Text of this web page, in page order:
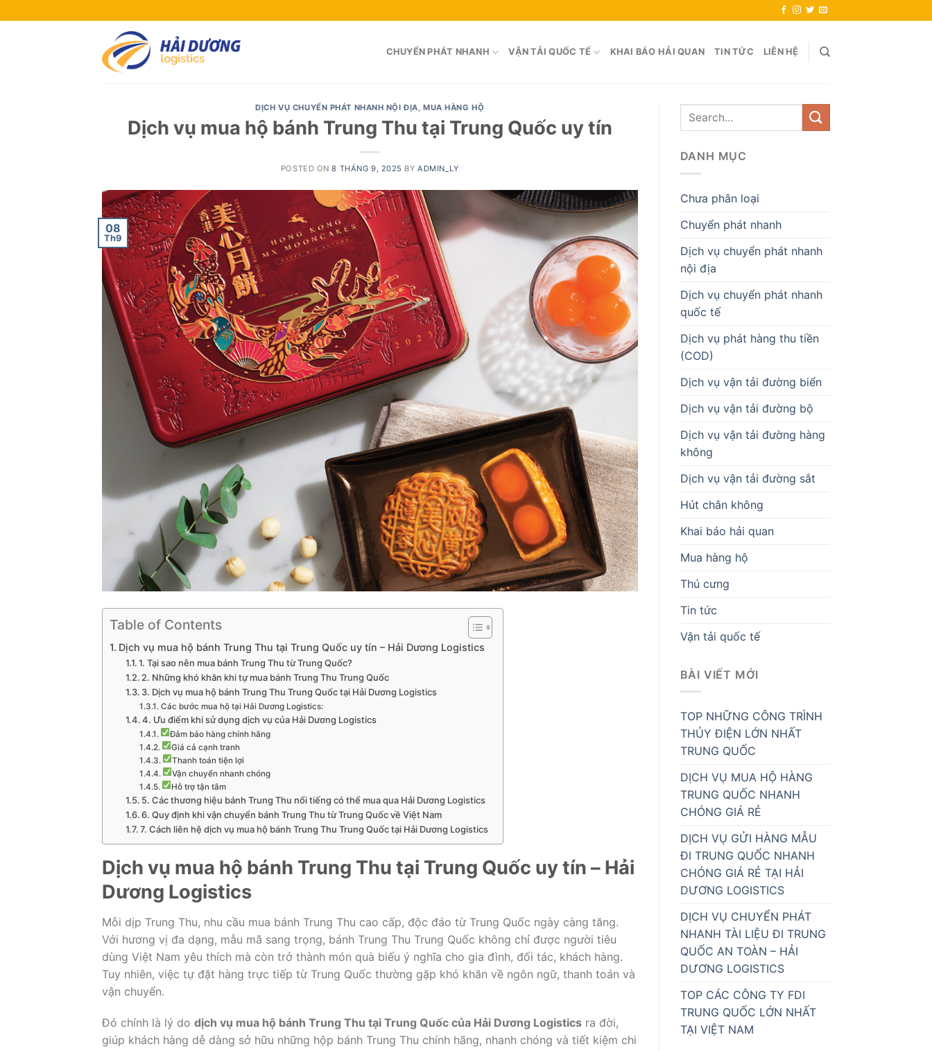
to
CHUYỂN PHÁT NHANH VẬN TẢI QUỐC TẾ KHAI BÁO HẢI QUAN TIN TỨC LIÊN HỆ
DỊCH VỤ CHUYỂN PHÁT NHANH NỘI ĐỊA, MUA HÀNG HỘ
Dịch vụ mua hộ bánh Trung Thu tại Trung Quốc uy tín
POSTED ON8 THÁNG 9, 2025 BYADMIN_LY
08
Th9
Table of Contents
Dịch vụ mua hộ bánh Trung Thu tại Trung Quốc uy tín – Hải Dương Logistics
1. Tại sao nên mua bánh Trung Thu từ Trung Quốc?
2. Những khó khăn khi tự mua bánh Trung Thu Trung Quốc
3. Dịch vụ mua hộ bánh Trung Thu Trung Quốc tại Hải Dương Logistics
Các bước mua hộ tại Hải Dương Logistics:
4. Ưu điểm khi sử dụng dịch vụ của Hải Dương Logistics
Đảm bảo hàng chính hãng
Giá cả cạnh tranh
Thanh toán tiện lợi
Vận chuyển nhanh chóng
Hỗ trợ tận tâm
5. Các thương hiệu bánh Trung Thu nổi tiếng có thể mua qua Hải Dương Logistics
6. Quy định khi vận chuyển bánh Trung Thu từ Trung Quốc về Việt Nam
7. Cách liên hệ dịch vụ mua hộ bánh Trung Thu Trung Quốc tại Hải Dương Logistics
Dịch vụ mua hộ bánh Trung Thu tại Trung Quốc uy tín – Hải
Dương Logistics
Mỗi dịp Trung Thu, nhu cầu mua bánh Trung Thu cao cấp, độc đáo từ Trung Quốc ngày càng tăng.
Với hương vị đa dạng, mẫu mã sang trọng, bánh Trung Thu Trung Quốc không chỉ được người tiêu
dùng Việt Nam yêu thích mà còn trở thành món quà biếu ý nghĩa cho gia đình, đối tác, khách hàng.
Tuy nhiên, việc tự đặt hàng trực tiếp từ Trung Quốc thường gặp khó khăn về ngôn ngữ, thanh toán và
vận chuyển.
Đó chính là lý do dịch vụ mua hộ bánh Trung Thu tại Trung Quốc của Hải Dương Logistics ra đời,
giúp khách hàng dễ dàng sở hữu những hộp bánh Trung Thu chính hãng, nhanh chóng và tiết kiệm chi
DANH MỤC
Chưa phân loại
Chuyển phát nhanh
Dịch vụ chuyển phát nhanh
nội địa
Dịch vụ chuyển phát nhanh
quốc tế
Dịch vụ phát hàng thu tiền
(COD)
Dịch vụ vận tải đường biển
Dịch vụ vận tải đường bộ
Dịch vụ vận tải đường hàng
không
Dịch vụ vận tải đường sắt
Hút chân không
Khai báo hải quan
Mua hàng hộ
Thú cưng
Tin tức
Vận tải quốc tế
BÀI VIẾT MỚI
TOP NHỮNG CÔNG TRÌNH
THỦY ĐIỆN LỚN NHẤT
TRUNG QUỐC
DỊCH VỤ MUA HỘ HÀNG
TRUNG QUỐC NHANH
CHÓNG GIÁ RẺ
DỊCH VỤ GỬI HÀNG MẪU
ĐI TRUNG QUỐC NHANH
CHÓNG GIÁ RẺ TẠI HẢI
DƯƠNG LOGISTICS
DỊCH VỤ CHUYỂN PHÁT
NHANH TÀI LIỆU ĐI TRUNG
QUỐC AN TOÀN – HẢI
DƯƠNG LOGISTICS
TOP CÁC CÔNG TY FDI
TRUNG QUỐC LỚN NHẤT
TẠI VIỆT NAM